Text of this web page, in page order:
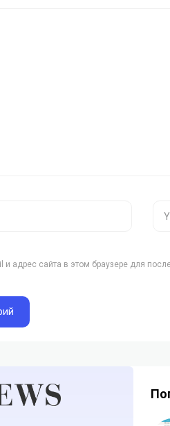
и адрес сайта в этом браузере для